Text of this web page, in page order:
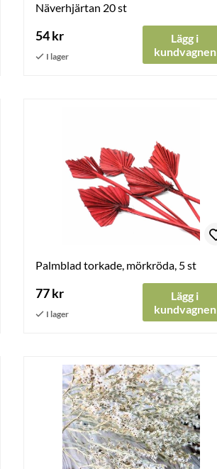
Näverhjärtan 20 st
54 kr
Lägg i
kundvagnen
Palmblad torkade, mörkröda, 5 st
77 kr
Lägg i
kundvagnen